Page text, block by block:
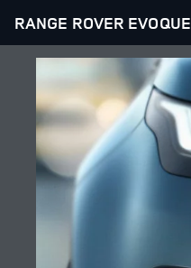
RANGE ROVER EVOQUE
RANGE ROVER EVOQUE
ӘҢГІМЕГЕ ҚОСЫЛУ